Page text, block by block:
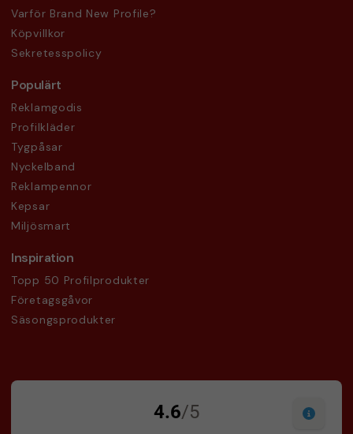
Varför Brand New Profile?
Köpvillkor
Sekretesspolicy
Populärt
Reklamgodis
Profilkläder
Tygpåsar
Nyckelband
Reklampennor
Kepsar
Miljösmart
Inspiration
Topp 50 Profilprodukter
Företagsgåvor
Säsongsprodukter